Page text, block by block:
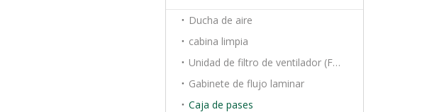
Ducha de aire
cabina limpia
Unidad de filtro de ventilador (FFU)
Gabinete de flujo laminar
Caja de pases